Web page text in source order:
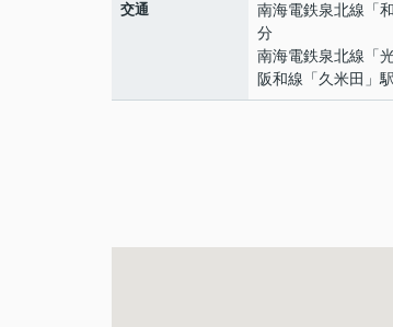
交通 南海電鉄泉北線 「
分
南海電鉄泉北線 「
阪和線 「久米田 」